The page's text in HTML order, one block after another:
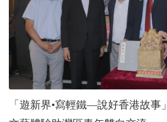
「遊新界•寫輕鐵—說好香港故